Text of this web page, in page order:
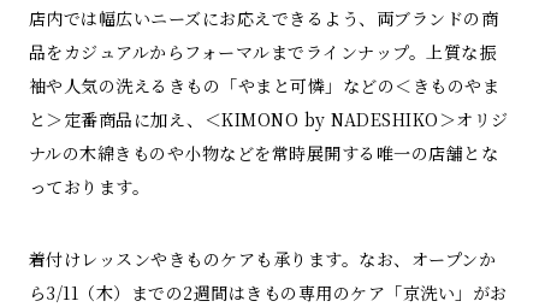
店内では幅広いニーズにお応えできるよう、両ブランドの商
品をカジュアルからフォーマルまでラインナップ。上質な振
袖や人気の洗えるきもの「やまと可憐」などの＜きものやま
と＞定番商品に加え、＜KIMONO by NADESHIKO＞オリジ
ナルの木綿きものや小物などを常時展開する唯一の店舗とな
っております。
着付けレッスンやきものケアも承ります。なお、オープンか
ら3/11（木）までの2週間はきもの専用のケア「京洗い」がお